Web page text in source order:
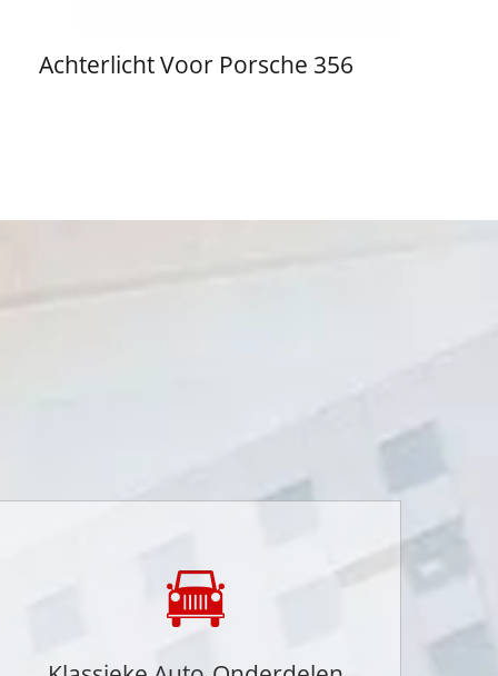
Achterlicht Voor Porsche 356